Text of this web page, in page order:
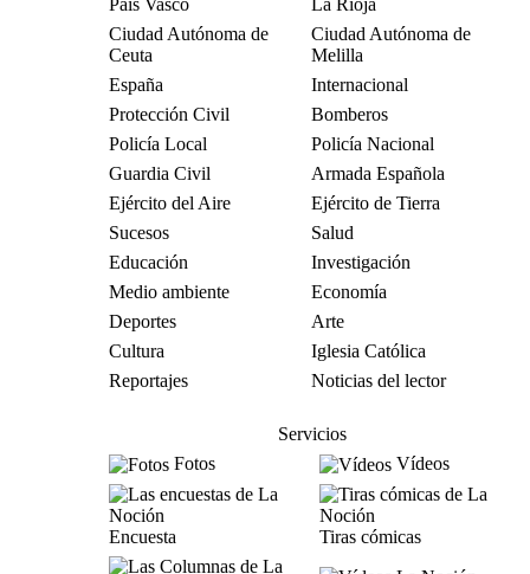
País Vasco
La Rioja
Ciudad Autónoma de
Ceuta
Ciudad Autónoma de
Melilla
España
Internacional
Protección Civil
Bomberos
Policía Local
Policía Nacional
Guardia Civil
Armada Española
Ejército del Aire
Ejército de Tierra
Sucesos
Salud
Educación
Investigación
Medio ambiente
Economía
Deportes
Arte
Cultura
Iglesia Católica
Reportajes
Noticias del lector
Servicios
Fotos
Vídeos
Encuesta Tiras cómicas